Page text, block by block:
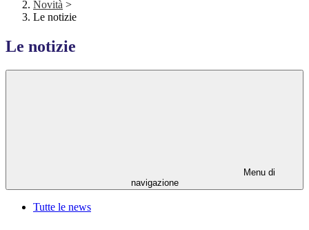
Novità >
Le notizie
Le notizie
Menu di
navigazione
Tutte le news